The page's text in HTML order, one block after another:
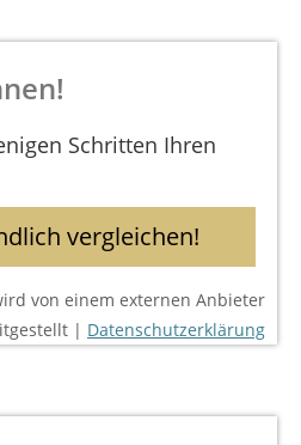
Schritten Ihren
vergleichen!
von einem externen Anbieter
| Datenschutzerklärung